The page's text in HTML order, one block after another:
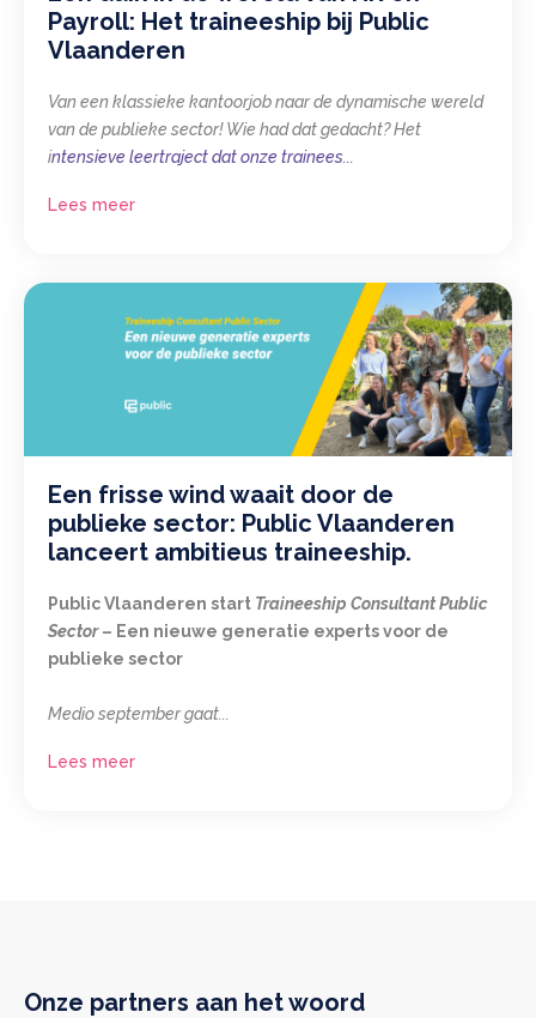
Payroll: Het traineeship bij Public
Vlaanderen
Van een klassieke kantoorjob naar de dynamische wereld
van de publieke sector! Wie had dat gedacht? Het
intensieve leertraject dat onze trainees...
Lees meer
Een frisse wind waait door de
publieke sector: Public Vlaanderen
lanceert ambitieus traineeship.
Public Vlaanderen start Traineeship Consultant Public
Sector– Een nieuwe generatie experts voor de
publieke sector
Medio september gaat...
Lees meer
Onze partners aan het woord